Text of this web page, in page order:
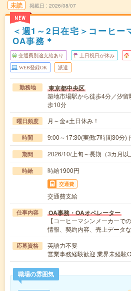
未読
NEW
掲載日 2026/08/07
＜週1～2日在宅＞コーヒー
OA事務＊
交通費別途支給あり 土日祝日が休み
WEB登録OK 派遣
勤務地 東京都中央区
築地市場駅から徒歩4分／汐
歩10分
曜日頻度 月～金※土日休み！
時間 9:00～17:30(実働:7時間30分)
期間 2026/10/上旬～長期（3カ月
時給 時給1900円
交通費
交通費支給
仕事内容 OA事務・OAオペレーター
【コーヒーマシンメーカーで
情報、契約内容、売上データ
応募資格
英語力不要
営業事務経験歓迎 業界未経験
職場の雰囲気